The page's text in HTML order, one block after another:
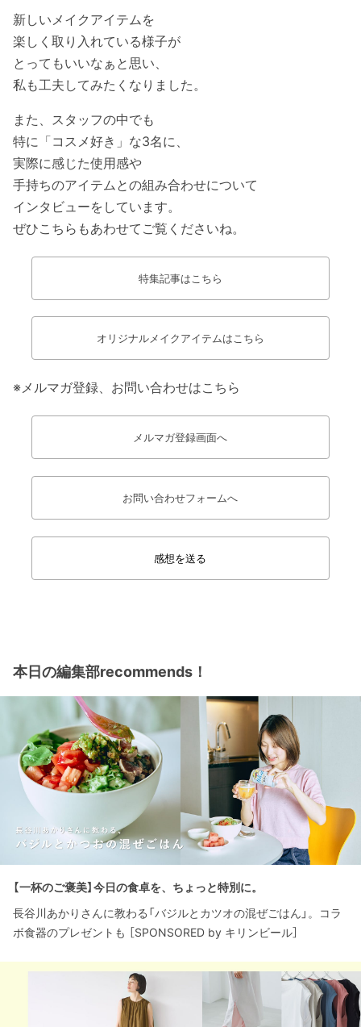
新しいメイクアイテムを
楽しく取り入れている様子が
とってもいいなぁと思い、
私も工夫してみたくなりました。
また、スタッフの中でも
特に「コスメ好き」な3名に、
実際に感じた使用感や
手持ちのアイテムとの組み合わせについて
インタビューをしています。
ぜひこちらもあわせてご覧くださいね。
特集記事はこちら
オリジナルメイクアイテムはこちら
※メルマガ登録、お問い合わせはこちら
メルマガ登録画面へ
お問い合わせフォームへ
感想を送る
本日の編集部recommends！
【一杯のご褒美】今日の食卓を、ちょっと特別に。
長谷川あかりさんに教わる「バジルとカツオの混ぜごはん」。コラ
ボ食器のプレゼントも ［SPONSORED by キリンビール］